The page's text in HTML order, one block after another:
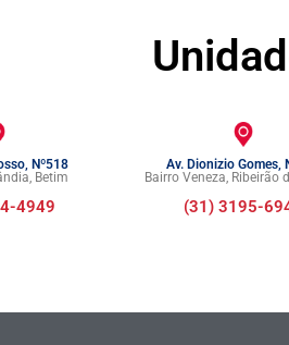
Nº518
Betim
4949
Av. Dionizio Gomes,
Bairro Veneza, Ribeirão
(31) 3195-